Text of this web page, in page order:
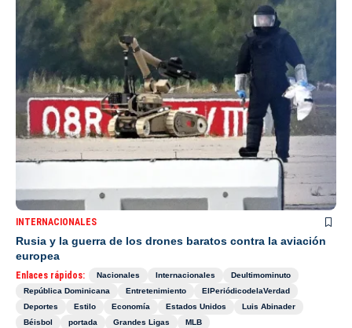
INTERNACIONALES
Rusia y la guerra de los drones baratos contra la aviación
europea
Enlaces rápidos: Nacionales Internacionales
Deultimominuto
República Dominicana
Entretenimiento
ElPeriódicodelaVerdad
Deportes
Estilo Economía Estados Unidos
Luis Abinader
Béisbol
portada Grandes Ligas MLB